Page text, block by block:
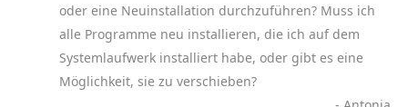
oder eine Neuinstallation durchzuführen? Muss ich
alle Programme neu installieren, die ich auf dem
Systemlaufwerk installiert habe, oder gibt es eine
Möglichkeit, sie zu verschieben?